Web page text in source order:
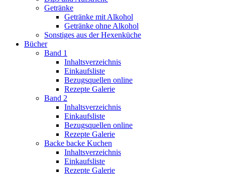
Getränke
Getränke mit Alkohol
Getränke ohne Alkohol
Sonstiges aus der Hexenküche
Bücher
Band 1
Inhaltsverzeichnis
Einkaufsliste
Bezugsquellen online
Rezepte Galerie
Band 2
Inhaltsverzeichnis
Einkaufsliste
Bezugsquellen online
Rezepte Galerie
Backe backe Kuchen
Inhaltsverzeichnis
Einkaufsliste
Rezepte Galerie